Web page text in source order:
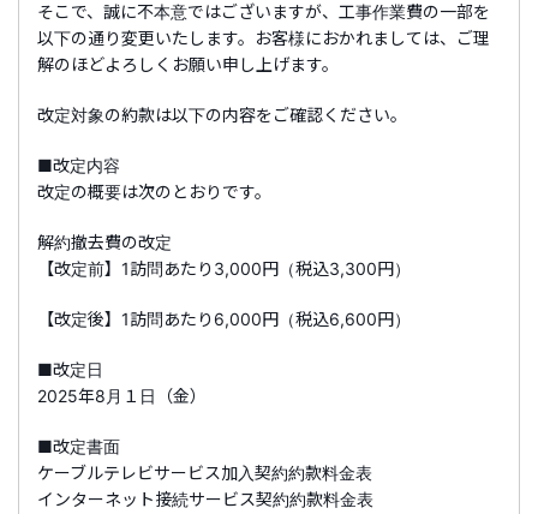
そこで、誠に不本意ではございますが、工事作業費の一部を
以下の通り変更いたします。お客様におかれましては、ご理
解のほどよろしくお願い申し上げます。
改定対象の約款は以下の内容をご確認ください。
■改定内容
改定の概要は次のとおりです。
解約撤去費の改定
【改定前】1訪問あたり3,000円（税込3,300円）
【改定後】1訪問あたり6,000円（税込6,600円）
■改定日
2025年8月１日（金）
■改定書面
ケーブルテレビサービス加入契約約款料金表
インターネット接続サービス契約約款料金表